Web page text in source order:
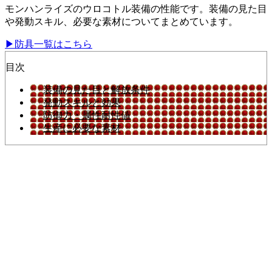
モンハンライズのウロコトル装備の性能です。装備の見た目
や発動スキル、必要な素材についてまとめています。
▶防具一覧はこちら
目次
装備の見た目と解放条件
発動スキルと効果
防御力・属性耐性値
生産に必要な素材